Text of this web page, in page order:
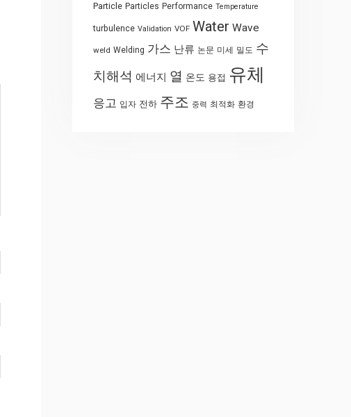
Particle Particles Performance Temperature
turbulence Validation VOF Water Wave
weld Welding 가스 난류 논문 미세 밀도 수
치해석 에너지 열 온도 용접 유체
응고 입자 전하 주조 중력 최적화 환경